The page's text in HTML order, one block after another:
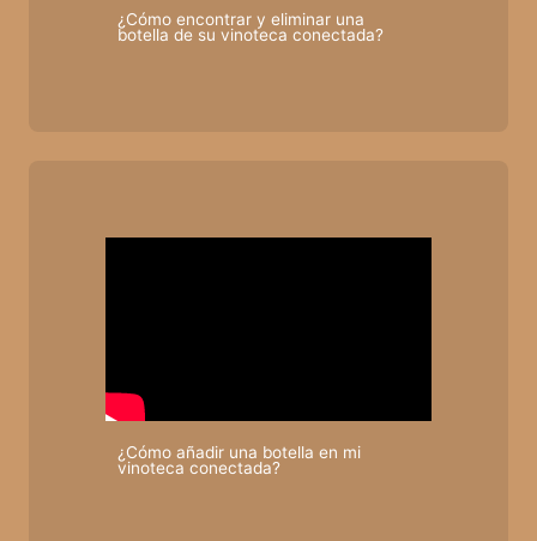
¿Cómo encontrar y eliminar una
botella de su vinoteca conectada?
¿Cómo añadir una botella en mi
vinoteca conectada?